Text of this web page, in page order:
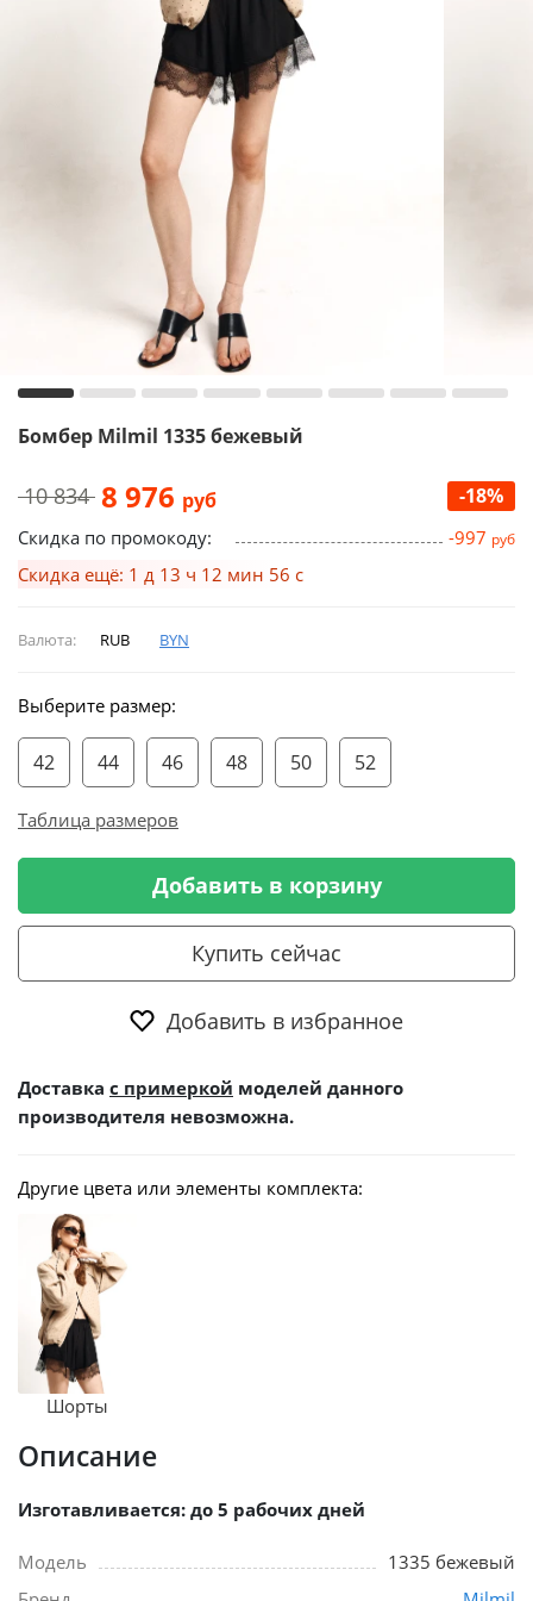
Бомбер Milmil 1335 бежевый
10 834 8 976 руб -18%
Скидка по промокоду: -997 руб
Скидка ещё: 1 д 13 ч 12 мин 55 с
Валюта: RUB BYN
Выберите размер:
42 44 46 48 50 52
Таблица размеров
Добавить в корзину
Купить сейчас
Добавить в избранное
Доставка с примеркой моделей данного
производителя невозможна.
Другие цвета или элементы комплекта:
Шорты
Описание
Изготавливается: до 5 рабочих дней
Модель
1335 бежевый